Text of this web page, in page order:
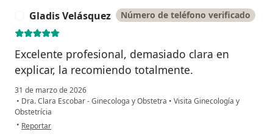
Gladis Velásquez Número de teléfono verificado
Excelente profesional, demasiado clara en
explicar, la recomiendo totalmente.
31 de marzo de 2026
• Dra. Clara Escobar - Ginecologa y Obstetra • Visita Ginecología y
Obstetrícia
• en opinión del usuario Gladis Velásquez
Reportar